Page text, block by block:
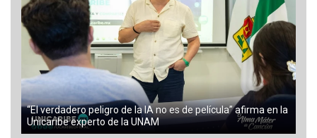
“El verdadero peligro de la IA no es de película” afirma en la
Unicaribe experto de la UNAM